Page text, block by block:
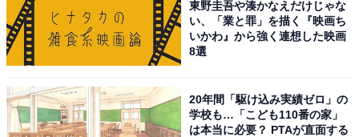
東野圭吾や湊かなえだけじゃな
い、「業と罪」を描く『映画ち
いかわ』から強く連想した映画
8選
20年間「駆け込み実績ゼロ」の
学校も…「こども110番の家」
は本当に必要？ PTAが直面する